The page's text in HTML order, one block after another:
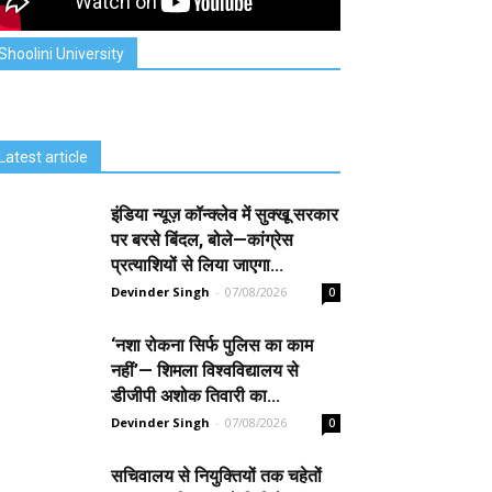
University
article
इंडिया न्यूज़ कॉन्क्लेव में सुक्खू सरकार
पर बरसे बिंदल, बोले—कांग्रेस
प्रत्याशियों से लिया जाएगा...
Devinder Singh - 07/08/2026 0
‘नशा रोकना सिर्फ पुलिस का काम
नहीं’— शिमला विश्वविद्यालय से
डीजीपी अशोक तिवारी का...
Devinder Singh - 07/08/2026 0
सचिवालय से नियुक्तियों तक चहेतों